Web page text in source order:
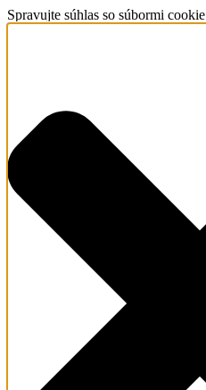
Spravujte súhlas so súbormi cookie